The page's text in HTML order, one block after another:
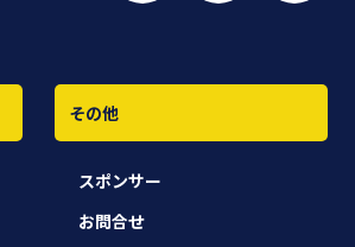
その他
スポンサー
お問合せ